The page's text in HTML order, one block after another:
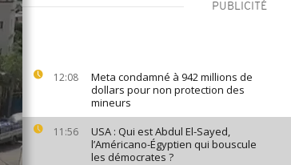
PUBLICITÉ
12:08
Meta condamné à 942 millions de
dollars pour non protection des
mineurs
11:56
USA : Qui est Abdul El-Sayed,
l’Américano-Égyptien qui bouscule
les démocrates ?